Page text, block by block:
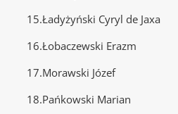
15.Ładyżyński Cyryl de Jaxa
16.Łobaczewski Erazm
17.Morawski Józef
18.Pańkowski Marian